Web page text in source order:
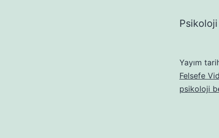
Yayım
Felsefe
psikoloji